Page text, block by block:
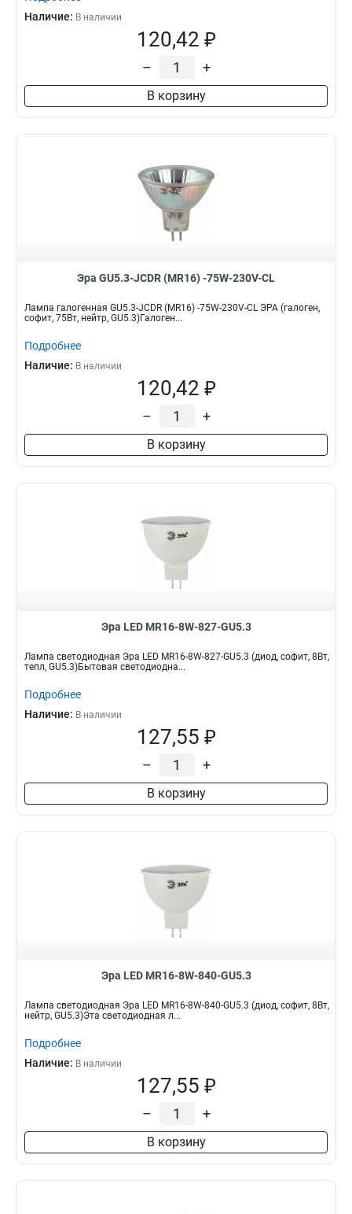
Наличие: В наличии
120,42 ₽
– +
В корзину
Эра GU5.3-JCDR (MR16) -75W-230V-CL
Лампа галогенная GU5.3-JCDR (MR16) -75W-230V-CL ЭРА (галоген,
софит, 75Вт, нейтр, GU5.3)Галоген...
Подробнее
Наличие: В наличии
120,42 ₽
– +
В корзину
Эра LED MR16-8W-827-GU5.3
Лампа светодиодная Эра LED MR16-8W-827-GU5.3 (диод, софит, 8Вт,
тепл, GU5.3)Бытовая светодиодна...
Подробнее
Наличие: В наличии
127,55 ₽
– +
В корзину
Эра LED MR16-8W-840-GU5.3
Лампа светодиодная Эра LED MR16-8W-840-GU5.3 (диод, софит, 8Вт,
нейтр, GU5.3)Эта светодиодная л...
Подробнее
Наличие: В наличии
127,55 ₽
– +
В корзину